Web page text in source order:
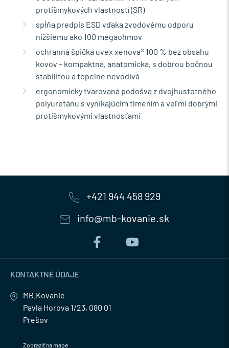
protišmykových vlastností (SR)
spĺňa predpis ESD vďaka zvodovému odporu
nižšiemu ako 100 megaohmov
ochranná špička uvex xenova® 100 % bez obsahu
kovov – kompaktná, anatomická, s dobrou bočnou
stabilitou a tepelne nevodivá
ergonomicky tvarovaná podošva z dvojhustotného
polyuretánu s vynikajúcim tlmením a veľmi dobrými
protišmykovými vlastnosťami
+421 944 458 929
info@mb-kovanie.sk
KONTAKTNÉ ÚDAJE
MB.Kovanie
Pavla Horova 1/23, 080 01
Prešov
Zobraziť na mape